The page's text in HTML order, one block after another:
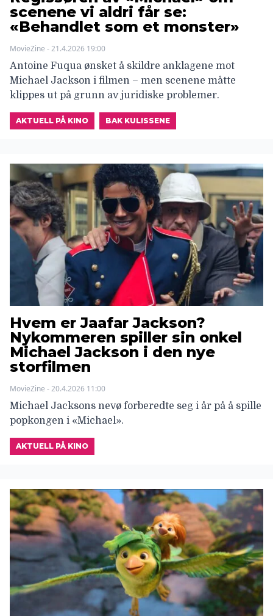
scenene vi aldri får se:
«Behandlet som et monster»
MovieZine - 21.4.2026 19:00
Antoine Fuqua ønsket å skildre anklagene mot
Michael Jackson i filmen – men scenene måtte
klippes ut på grunn av juridiske problemer.
AKTUELL PÅ KINO BAK KULISSENE
Hvem er Jaafar Jackson?
Nykommeren spiller sin onkel
Michael Jackson i den nye
storfilmen
MovieZine - 20.4.2026 11:00
Michael Jacksons nevø forberedte seg i år på å spille
popkongen i «Michael».
AKTUELL PÅ KINO